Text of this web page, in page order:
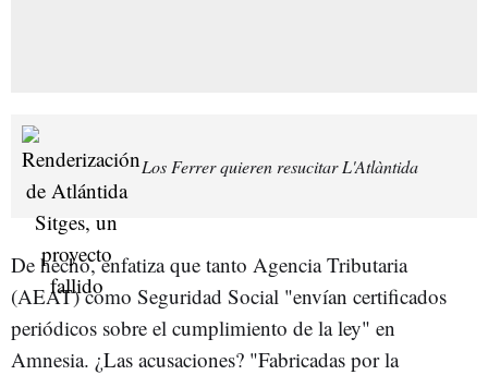
Los Ferrer quieren resucitar L'Atlàntida
De hecho, enfatiza que tanto Agencia Tributaria
(AEAT) como Seguridad Social "envían certificados
periódicos sobre el cumplimiento de la ley" en
Amnesia. ¿Las acusaciones? "Fabricadas por la